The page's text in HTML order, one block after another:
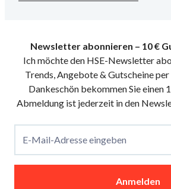
Newsletter abonnieren – 10 €
Ich möchte den HSE-Newsletter
Trends, Angebote & Gutscheine
Dankeschön bekommen Sie einen
Abmeldung ist jederzeit in den
E-Mail-Adresse eingeben
Anmelden